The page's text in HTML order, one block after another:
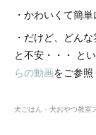
・かわいくて簡
・だけど、どん
と不安・・・ と
らの動画をご参
犬ごはん・犬おやつ教室